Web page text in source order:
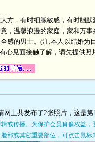
方，有时细腻敏感，有时幽
，温馨浪漫的家庭，家和万
感的男士。(注:本人以结婚
心见面接触了解，请先提供照
网上共发布了2张照片，这是第1
或传播。为保护会员肖像权益，
部或其它重要部位，可点击鼠标